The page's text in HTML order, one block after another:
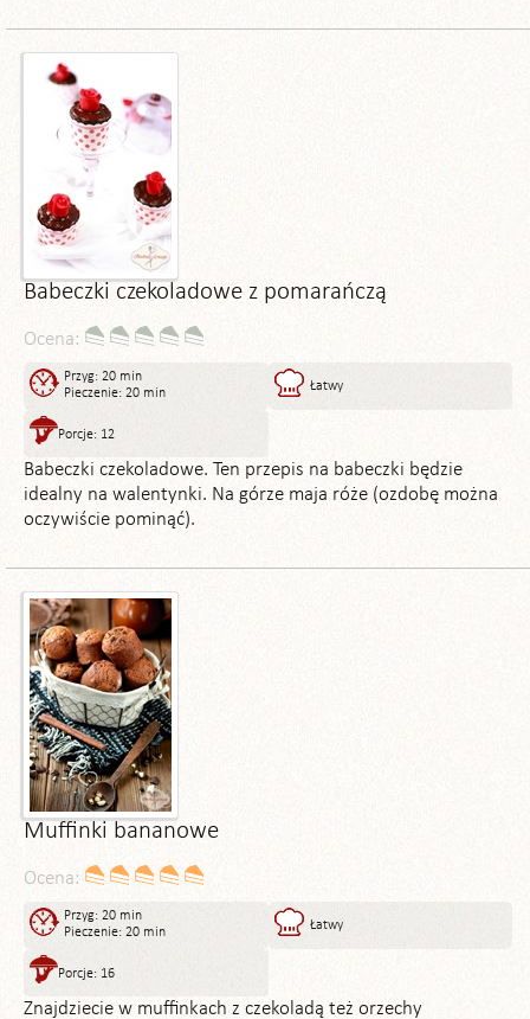
Babeczki czekoladowe z pomarańczą
Ocena:
Przyg: 20 min
Pieczenie: 20 min
Łatwy
Porcje: 12
Babeczki czekoladowe. Ten przepis na babeczki będzie
idealny na walentynki. Na górze maja róże (ozdobę można
oczywiście pominąć).
Muffinki bananowe
Ocena:
Przyg: 20 min
Pieczenie: 20 min
Łatwy
Porcje: 16
Znajdziecie w muffinkach z czekoladą też orzechy